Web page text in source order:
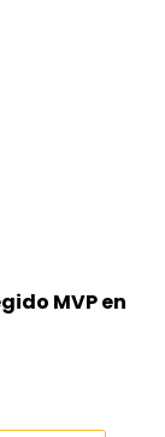
MVP en